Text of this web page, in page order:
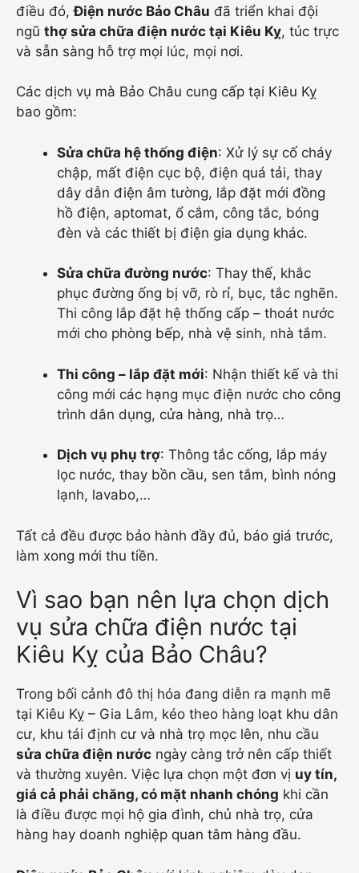
điều đó,Điện nước Bảo Châu đã triển khai đội
ngũ thợ sửa chữa điện nước tại Kiêu Kỵ, túc trực
và sẵn sàng hỗ trợ mọi lúc, mọi nơi.
Các dịch vụ mà Bảo Châu cung cấp tại Kiêu Kỵ
bao gồm:
Sửa chữa hệ thống điện: Xử lý sự cố cháy
chập, mất điện cục bộ, điện quá tải, thay
dây dẫn điện âm tường, lắp đặt mới đồng
hồ điện, aptomat, ổ cắm, công tắc, bóng
đèn và các thiết bị điện gia dụng khác.
Sửa chữa đường nước: Thay thế, khắc
phục đường ống bị vỡ, rò rỉ, bục, tắc nghẽn.
Thi công lắp đặt hệ thống cấp – thoát nước
mới cho phòng bếp, nhà vệ sinh, nhà tắm.
Thi công – lắp đặt mới: Nhận thiết kế và thi
công mới các hạng mục điện nước cho công
trình dân dụng, cửa hàng, nhà trọ…
Dịch vụ phụ trợ: Thông tắc cống, lắp máy
lọc nước, thay bồn cầu, sen tắm, bình nóng
lạnh, lavabo,…
Tất cả đều được bảo hành đầy đủ, báo giá trước,
làm xong mới thu tiền.
Vì sao bạn nên lựa chọn dịch
vụ sửa chữa điện nước tại
Kiêu Kỵ của Bảo Châu?
Trong bối cảnh đô thị hóa đang diễn ra mạnh mẽ
tại Kiêu Kỵ – Gia Lâm, kéo theo hàng loạt khu dân
cư, khu tái định cư và nhà trọ mọc lên, nhu cầu
sửa chữa điện nước ngày càng trở nên cấp thiết
và thường xuyên. Việc lựa chọn một đơn vị uy tín,
giá cả phải chăng, có mặt nhanh chóng khi cần
là điều được mọi hộ gia đình, chủ nhà trọ, cửa
hàng hay doanh nghiệp quan tâm hàng đầu.